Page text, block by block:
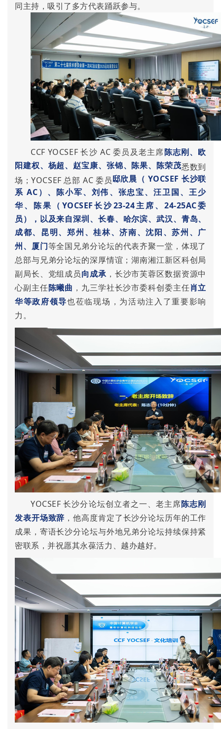
同主持，吸引了多方代表踊跃参与。
CCF YOCSEF 长沙 AC 委员及老主席陈志刚、 欧
阳建权、 杨超、 赵宝康、 张锦、陈果、陈荣茂悉数到
场；YOCSEF 总部 AC 委员邸欣晨 （ YOCSEF 长沙联
系 AC）、 陈小军、 刘伟、 张忠宝、汪卫国、王少
华、陈果 （YOCSEF长沙23-24主席、24-25AC委
员），以及来自深圳、 长春、 哈尔滨、武汉、 青岛、
成都、 昆明、郑州 、桂林、济南、沈阳、苏州 、 广
州、 厦门等全国兄弟分论坛的代表齐聚一堂，体现了
总部与兄弟分论坛的深厚情谊；湖南湘江新区科创局
副局长、党组成员向成承，长沙市芙蓉区数据资源中
心副主任陈曦曲 ，九三学社长沙市委科创委主任肖立
华等政府领导也莅临现场，为活动注入了重要影响
力。
YOCSEF 长沙分论坛创立者之一、老主席陈志刚
发表开场致辞 ，他高度肯定了长沙分论坛历年的工作
成果，寄语长沙分论坛与外地兄弟分论坛持续保持紧
密联系，并祝愿其永葆活力、越办越好。